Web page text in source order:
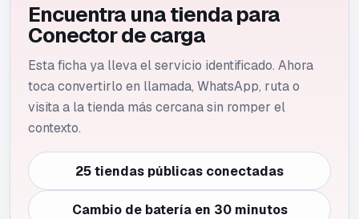
Encuentra una tienda para
Conector de carga
Esta ficha ya lleva el servicio identificado. Ahora
toca convertirlo en llamada, WhatsApp, ruta o
visita a la tienda más cercana sin romper el
contexto.
25 tiendas públicas conectadas
Cambio de batería en 30 minutos